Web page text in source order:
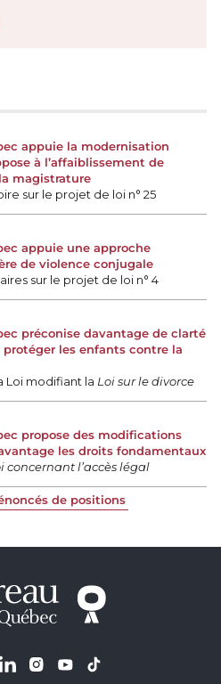
appuie la modernisation
à l’affaiblissement de
magistrature
sur le projet de loi n° 25
appuie une approche
de violence conjugale
sur le projet de loi n° 4
préconise davantage de clarté
protéger les enfants contre la
Loi modifiant la Loi sur le divorce
propose des modifications
les droits fondamentaux
concernant l’accès légal
de positions
Suivez le Barreau